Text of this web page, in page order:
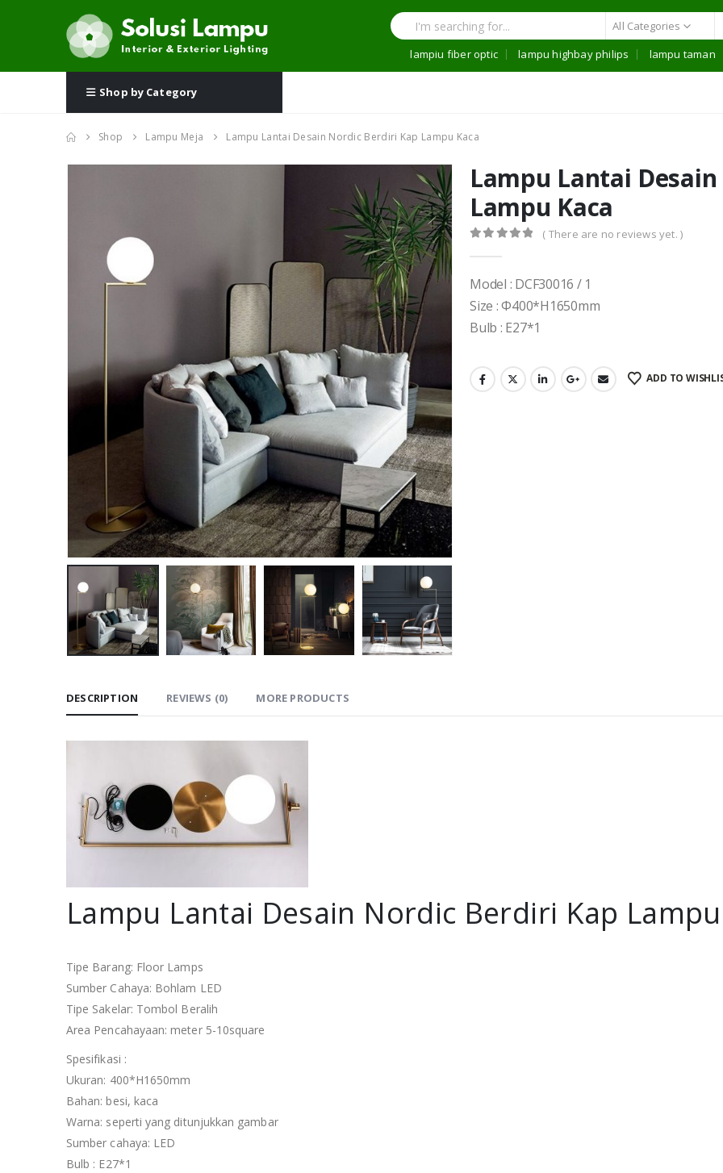
All Categories
lampiu fiber optic
lampu highbay philips lampu taman
Shop by Category
Shop Lampu Meja Lampu Lantai Desain Nordic Berdiri Kap Lampu Kaca
Lampu Lantai
Lampu Kaca
( There are no reviews yet. )
Model : DCF30016 / 1
Size : Φ400*H1650mm
Bulb : E27*1
ADD TO
DESCRIPTION REVIEWS (0) MORE PRODUCTS
Lampu Lantai Desain Nordic Berdiri Kap
Tipe Barang: Floor Lamps
Sumber Cahaya: Bohlam LED
Tipe Sakelar: Tombol Beralih
Area Pencahayaan: meter 5-10square
Spesifikasi :
Ukuran: 400*H1650mm
Bahan: besi, kaca
Warna: seperti yang ditunjukkan gambar
Sumber cahaya: LED
Bulb : E27*1